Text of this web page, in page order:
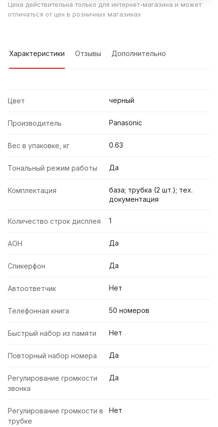
Цена действительна только для интернет-магазина и может
отличаться от цен в розничных магазинах
Характеристики Отзывы Дополнительно
Цвет черный
Производитель Panasonic
Вес в упаковке, кг 0.63
Тональный режим работы Да
Комплектация
база; трубка (2 шт.); тех.
документация
Количество строк дисплея 1
АОН Да
Спикерфон Да
Автоответчик Нет
Телефонная книга 50 номеров
Быстрый набор из памяти Нет
Повторный набор номера Да
Регулирование громкости
звонка
Да
Регулирование громкости в
трубке
Нет